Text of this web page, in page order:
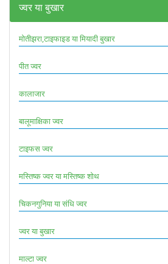
ज्वर या बुखार
मोतीझरा,टाइफाइड या मियादी बुखार
पीत ज्वर
कालाजार
बालूमाक्षिका ज्वर
टाइफस ज्वर
मस्तिष्क ज्वर या मस्तिष्क शोथ
चिकनगुनिया या संधि ज्वर
ज्वर या बुखार
माल्टा ज्वर